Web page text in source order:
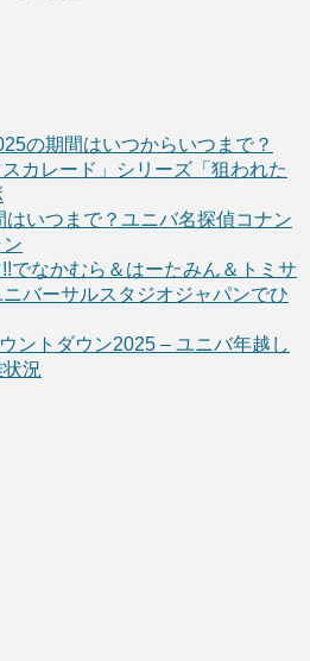
の期間はいつからいつまで？
カレード」シリーズ「狙われた
いつまで？ユニバ名探偵コナン
でなかむら＆はーたみん＆トミサ
バーサルスタジオジャパンでひ
ントダウン2025 – ユニバ年越し
況